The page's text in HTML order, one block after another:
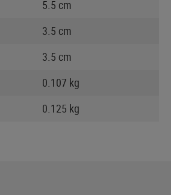
5.5 cm
3.5 cm
3.5 cm
0.107 kg
0.125 kg